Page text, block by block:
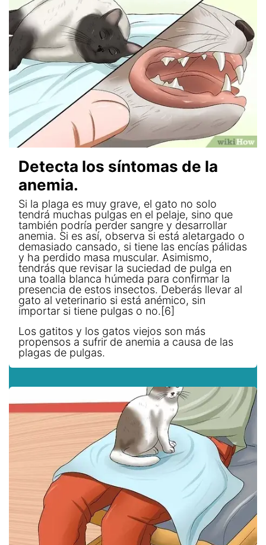
Detecta los síntomas de la
anemia.
Si la plaga es muy grave, el gato no solo
tendrá muchas pulgas en el pelaje, sino que
también podría perder sangre y desarrollar
anemia. Si es así, observa si está aletargado o
demasiado cansado, si tiene las encías pálidas
y ha perdido masa muscular. Asimismo,
tendrás que revisar la suciedad de pulga en
una toalla blanca húmeda para confirmar la
presencia de estos insectos. Deberás llevar al
gato al veterinario si está anémico, sin
importar si tiene pulgas o no.[6]
Los gatitos y los gatos viejos son más
propensos a sufrir de anemia a causa de las
plagas de pulgas.